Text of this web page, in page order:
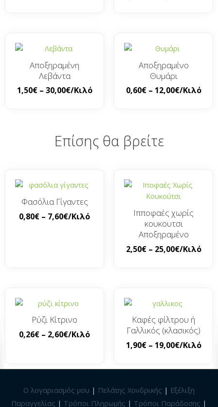
Αποξηραμένη
Λεβάντα
1,50€ – 30,00€/Κιλό
Αποξηραμένο
Θυμάρι
0,60€ – 12,00€/Κιλό
Επίσης θα βρείτε
Φασόλια Γίγαντες
0,80€ – 7,60€/Κιλό
Ιπποφαές χωρίς
κουκουτσι
Αποξηραμένο
2,50€ – 25,00€/Κιλό
Ρύζι Κίτρινο
0,26€ – 2,60€/Κιλό
Καφές φίλτρου ή
Γαλλικός (κλασικός)
1,90€ – 19,00€/Κιλό
Ο λογαριασμός μου | Πελάτης Χονδρικής | Εξέλιξη
Παραγγελίας | Τρόποι Πληρωμής | Τρόποι Παράδοσης |